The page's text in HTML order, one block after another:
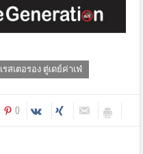
เตอรอง ตู่เดย์ค่าเฟ่
0